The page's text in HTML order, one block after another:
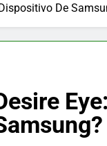
Ruiz, muere a los
Especiales en
De
Eye: